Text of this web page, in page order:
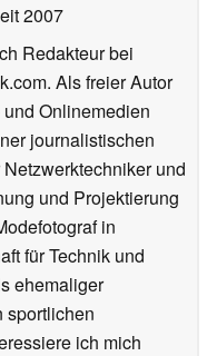
2007
Redakteur bei
Als freier Autor
Onlinemedien
journalistischen
und
und Projektierung
in
für Technik und
ehemaliger
sportlichen
ich mich